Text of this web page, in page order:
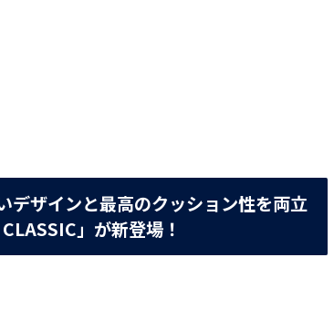
デザインと最高のクッション性を両立
」が新登場！